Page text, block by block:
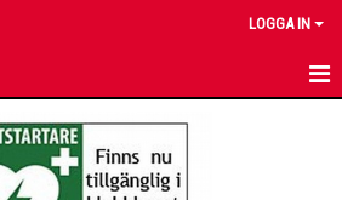
LOGGA IN